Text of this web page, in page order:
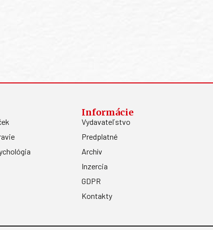
Informácie
Vydavateľstvo
Predplatné
Archív
Inzercia
GDPR
Kontakty